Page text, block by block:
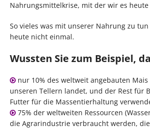
Nahrungsmittelkrise, mit der wir es
So vieles was mit unserer Nahrung zu
heute nicht einmal.
Wussten Sie zum Beispiel,
nur 10% des weltweit angebauten
unseren Tellern landet, und der Rest für
Futter für die Massentierhaltung
75% der weltweiten Ressourcen
die Agrarindustrie verbraucht werden,